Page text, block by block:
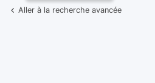
Aller à la recherche avancée